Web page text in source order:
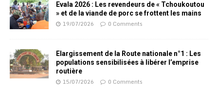
Evala 2026 : Les revendeurs de « Tchoukoutou
» et de la viande de porc se frottent les mains
19/07/2026 0 Comments
Elargissement de la Route nationale n°1 : Les
populations sensibilisées à libérer l’emprise
routière
15/07/2026 0 Comments